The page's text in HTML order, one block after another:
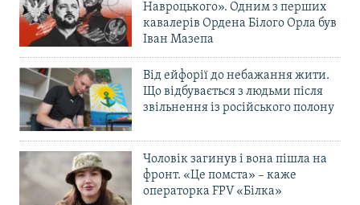
Навроцького». Одним з перших
кавалерів Ордена Білого Орла був
Іван Мазепа
Від ейфорії до небажання жити.
Що відбувається з людьми після
звільнення із російського полону
Чоловік загинув і вона пішла на
фронт. «Це помста» – каже
операторка FPV «Білка»